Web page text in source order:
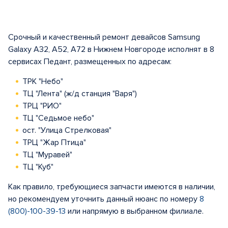
Срочный и качественный ремонт девайсов Samsung
Galaxy A32, A52, A72 в Нижнем Новгороде исполнят в 8
сервисах Педант, размещенных по адресам:
ТРК "Небо"
ТЦ "Лента" (ж/д станция "Варя")
ТРЦ "РИО"
ТЦ "Седьмое небо"
ост. "Улица Стрелковая"
ТРЦ "Жар Птица"
ТЦ "Муравей"
ТЦ "Куб"
Как правило, требующиеся запчасти имеются в наличии,
но рекомендуем уточнить данный нюанс по номеру 8
(800)-100-39-13 или напрямую в выбранном филиале.